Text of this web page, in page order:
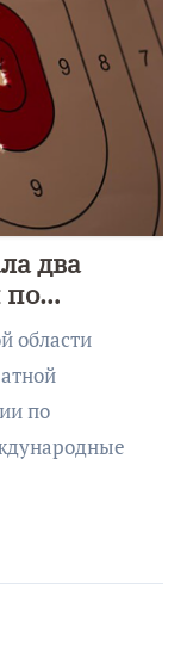
два
по
области
по